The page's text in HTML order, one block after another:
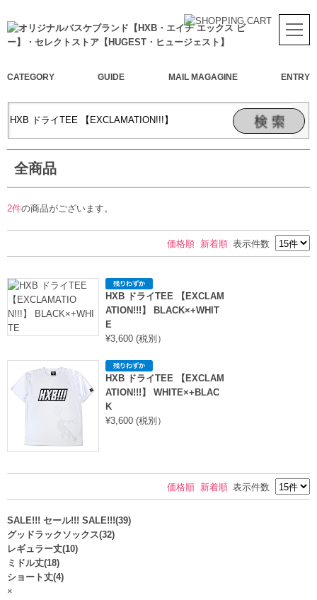
CATEGORY GUIDE MAIL MAGAGINE ENTRY
全商品
2件の商品がございます。
価格順 新着順 表示件数
HXB ドライTEE 【EXCLAM
ATION!!!】 BLACK×+WHIT
E
¥3,600 (税別）
HXB ドライTEE 【EXCLAM
ATION!!!】 WHITE×+BLAC
K
¥3,600 (税別）
価格順 新着順 表示件数
SALE!!! セール!!! SALE!!!(39)
グッドラックソックス(32)
レギュラー丈(10)
ミドル丈(18)
ショート丈(4)
×